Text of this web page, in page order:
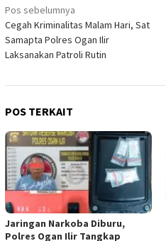
Navigasi
pos
Pos sebelumnya
Cegah Kriminalitas Malam Hari, Sat
Samapta Polres Ogan Ilir
Laksanakan Patroli Rutin
POS TERKAIT
Jaringan Narkoba Diburu,
Polres Ogan Ilir Tangkap